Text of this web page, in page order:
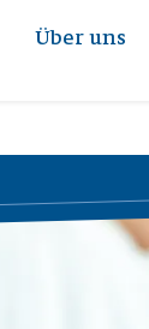
Über uns